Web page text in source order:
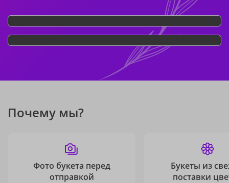
Почему мы?
Фото букета перед
отправкой
Букеты из
поставки